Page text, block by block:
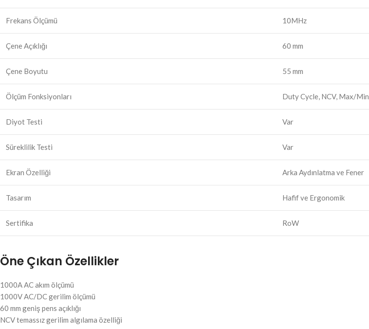
Frekans Ölçümü 10MHz
Çene Açıklığı 60 mm
Çene Boyutu 55 mm
Ölçüm Fonksiyonları Duty Cycle, NCV, Max/Min
Diyot Testi Var
Süreklilik Testi Var
Ekran Özelliği Arka Aydınlatma ve Fener
Tasarım Hafif ve Ergonomik
Sertifika RoW
Öne Çıkan Özellikler
1000A AC akım ölçümü
1000V AC/DC gerilim ölçümü
60 mm geniş pens açıklığı
NCV temassız gerilim algılama özelliği